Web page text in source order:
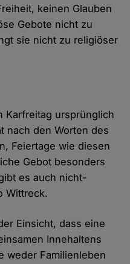
keinen Glauben
Gebote nicht zu
sie nicht zu religiöser
Karfreitag ursprünglich
nach den Worten des
Feiertage wie diesen
Gebot besonders
es auch nicht-
Wittreck.
Einsicht, dass eine
Innehaltens
weder Familienleben